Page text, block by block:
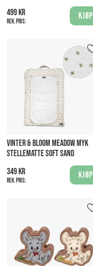
499 kr
Rek. pris:
Kjøp
VINTER & BLOOM MEADOW MYK
STELLEMATTE SOFT SAND
349 kr
Rek. pris:
Kjøp